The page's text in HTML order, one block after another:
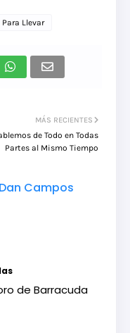
Para Llevar
MÁS RECIENTES
de Todo en Todas
Partes al Mismo Tiempo
Dan Campos
de Barracuda